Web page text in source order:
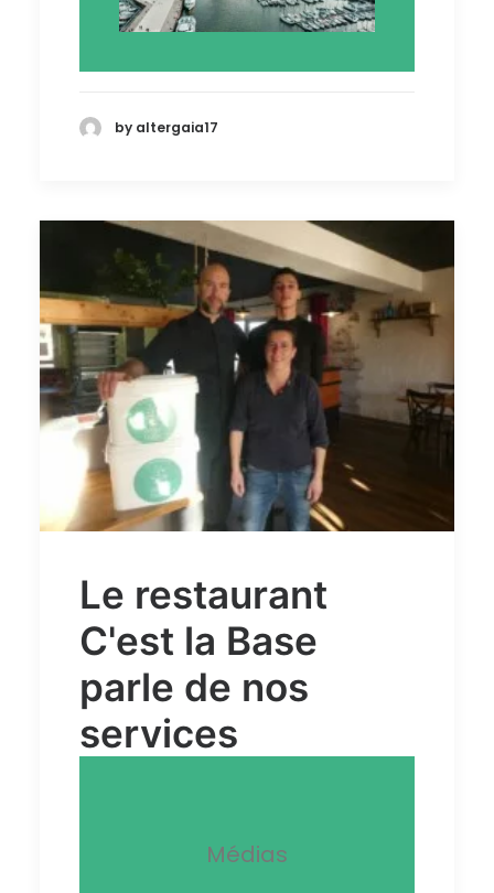
La Rochelle : en route
by altergaia17
Le restaurant
C'est la Base
parle de nos
services
Médias